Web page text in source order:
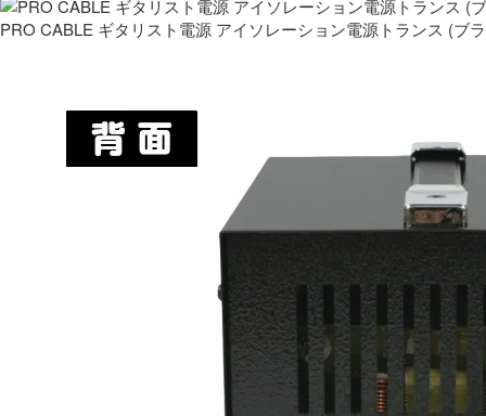
PRO CABLE ギタリスト電源 アイソレーション電源トランス (ブ